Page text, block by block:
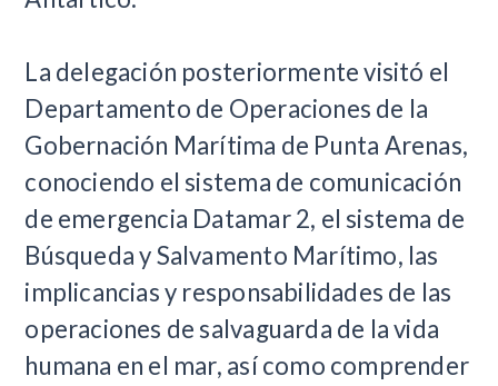
La delegación posteriormente visitó el
Departamento de Operaciones de la
Gobernación Marítima de Punta Arenas,
conociendo el sistema de comunicación
de emergencia Datamar 2, el sistema de
Búsqueda y Salvamento Marítimo, las
implicancias y responsabilidades de las
operaciones de salvaguarda de la vida
humana en el mar, así como comprender